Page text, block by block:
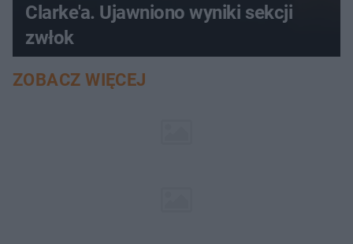
Clarke'a. Ujawniono wyniki sekcji
zwłok
ZOBACZ WIĘCEJ